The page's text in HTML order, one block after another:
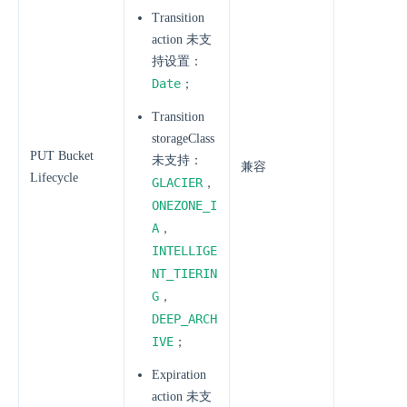
PUT Bucket
Lifecycle
Transition
action 未支
持设置：
Date ；
Transition
storageClass
未支持：
GLACIER，
ONEZONE_I
A ，
INTELLIGE
NT_TIERIN
G ，
DEEP_ARCH
IVE ；
Expiration
action 未支
兼容